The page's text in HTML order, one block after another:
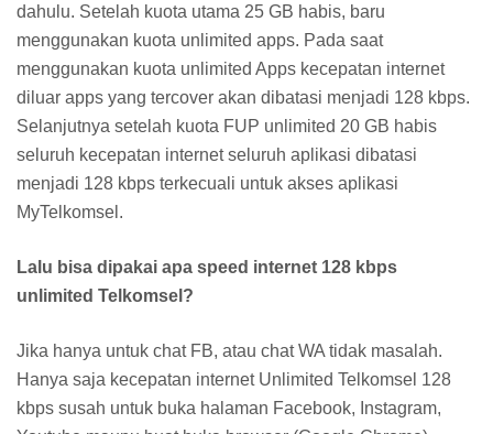
dahulu. Setelah kuota utama 25 GB habis, baru
menggunakan kuota unlimited apps. Pada saat
menggunakan kuota unlimited Apps kecepatan internet
diluar apps yang tercover akan dibatasi menjadi 128 kbps.
Selanjutnya setelah kuota FUP unlimited 20 GB habis
seluruh kecepatan internet seluruh aplikasi dibatasi
menjadi 128 kbps terkecuali untuk akses aplikasi
MyTelkomsel.
Lalu bisa dipakai apa speed internet 128 kbps
unlimited Telkomsel?
Jika hanya untuk chat FB, atau chat WA tidak masalah.
Hanya saja kecepatan internet Unlimited Telkomsel 128
kbps susah untuk buka halaman Facebook, Instagram,